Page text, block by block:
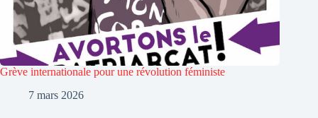
Grève internationale pour une révolution féministe
7 mars 2026